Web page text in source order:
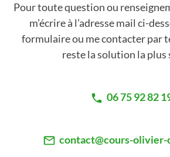
Pour toute question ou
m’écrire à l’adresse mail ci-
formulaire ou me contacter par
reste la solution la plus
06 75 92 82
contact@cours-